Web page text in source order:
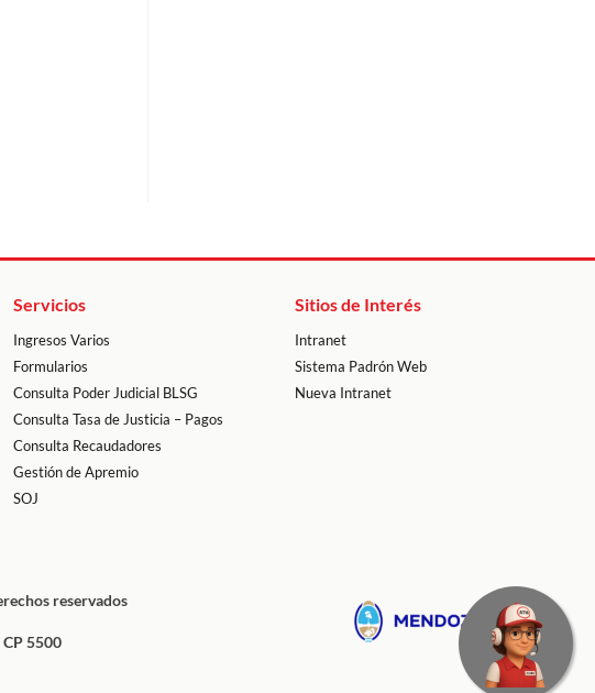
Servicios
Ingresos Varios
Formularios
Consulta Poder Judicial BLSG
Consulta Tasa de Justicia – Pagos
Consulta Recaudadores
Gestión de Apremio
SOJ
Sitios de Interés
Intranet
Sistema Padrón Web
Nueva Intranet
reservados
5500